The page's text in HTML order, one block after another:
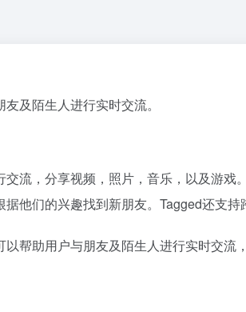
及陌生人进行实时交流。
流，分享视频，照片，音乐，以及游
他们的兴趣找到新朋友。Tagged还支
帮助用户与朋友及陌生人进行实时交流